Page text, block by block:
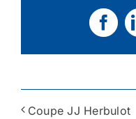
Coupe JJ Herbulot